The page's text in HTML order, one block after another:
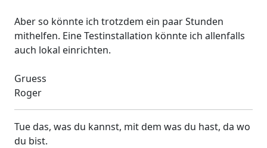
Aber so könnte ich trotzdem ein paar Stunden
mithelfen. Eine Testinstallation könnte ich allenfalls
auch lokal einrichten.
Gruess
Roger
Tue das, was du kannst, mit dem was du hast, da wo
du bist.